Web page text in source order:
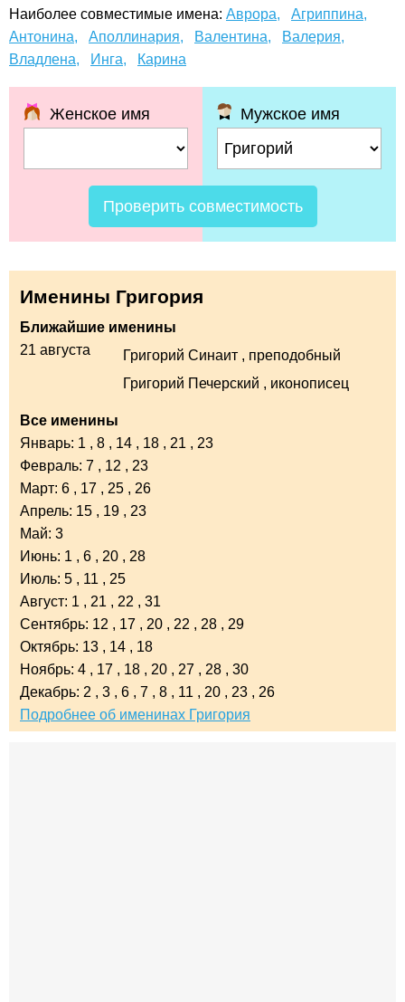
Наиболее совместимые имена: Аврора,
Агриппина,
Антонина,
Аполлинария, Валентина,
Валерия,
Владлена,
Инга, Карина
Женское имя Мужское имя
Проверить совместимость
Именины Григория
Ближайшие именины
21 августа
Григорий Синаит , преподобный
Григорий Печерский , иконописец
Все именины
Январь: 1 , 8 , 14 , 18 , 21 , 23
Февраль: 7 , 12 , 23
Март: 6 , 17 , 25 , 26
Апрель: 15 , 19 , 23
Май: 3
Июнь: 1 , 6 , 20 , 28
Июль: 5 , 11 , 25
Август: 1 , 21 , 22 , 31
Сентябрь: 12 , 17 , 20 , 22 , 28 , 29
Октябрь: 13 , 14 , 18
Ноябрь: 4 , 17 , 18 , 20 , 27 , 28 , 30
Декабрь: 2 , 3 , 6 , 7 , 8 , 11 , 20 , 23 , 26
Подробнее об именинах Григория